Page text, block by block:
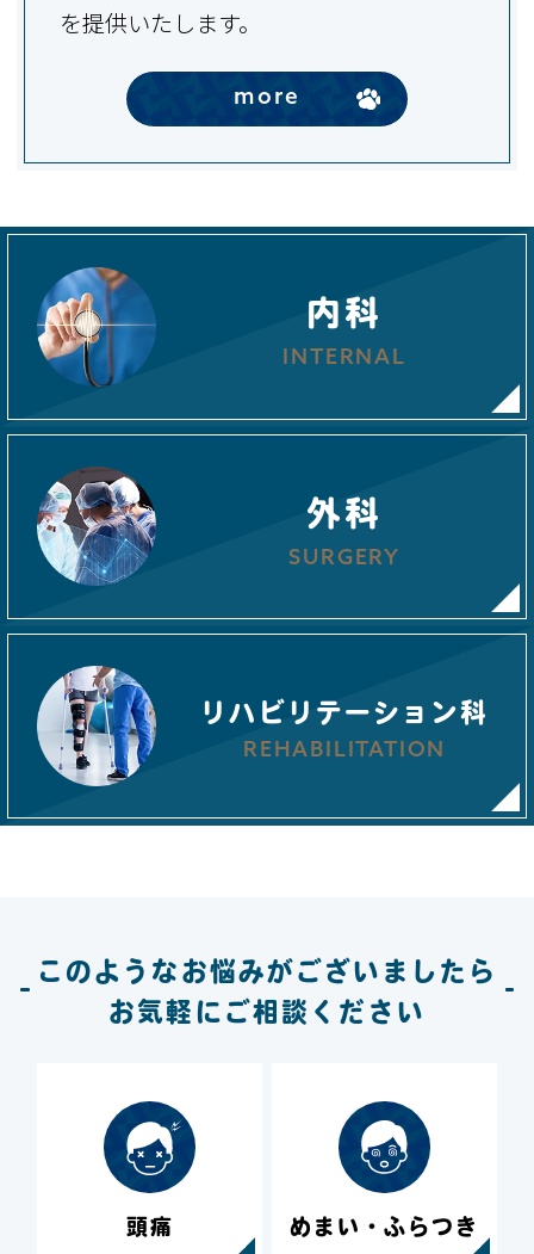
を提供いたします。
more
内科
INTERNAL
外科
SURGERY
リハビリ テーション科
REHABILITATION
このようなお悩みがございましたら
お気軽にご相談ください
頭痛 めまい・ふらつき